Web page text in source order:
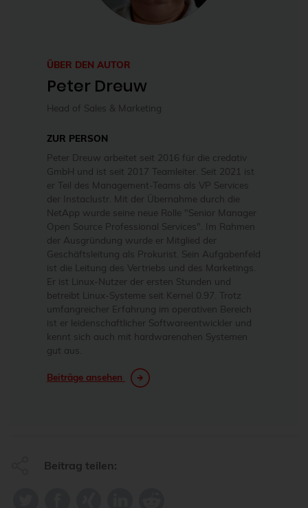
ÜBER DEN AUTOR
Peter Dreuw
Head of Sales & Marketing
ZUR PERSON
Peter Dreuw arbeitet seit 2016 für die credativ
GmbH und ist seit 2017 Teamleiter. Seit 2021 ist
er Teil des Management-Teams als VP Services
der Instaclustr. Mit der Übernahme durch die
NetApp wurde seine neue Rolle "Senior Manager
Open Source Professional Services". Im Rahmen
der Ausgründung wurde er Mitglied der
Geschäftsleitung als Prokurist. Sein Aufgabenfeld
ist die Leitung des Vertriebs und des Marketings.
Er ist Linux-Nutzer der ersten Stunden und
betreibt Linux-Systeme seit Kernel 0.97. Trotz
umfangreicher Erfahrung im operativen Bereich
ist er leidenschaftlicher Softwareentwickler und
kennt sich auch mit hardwarenahen Systemen
gut aus.
Beiträge ansehen
Beitrag teilen: